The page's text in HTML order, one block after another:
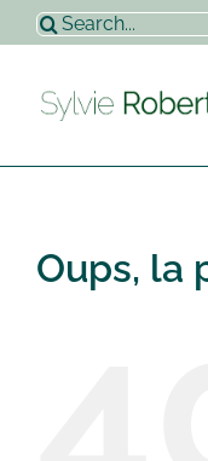
Passer
au
Rechercher:
Oups, la